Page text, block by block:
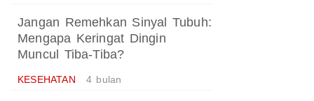
Jangan Remehkan Sinyal Tubuh:
Mengapa Keringat Dingin
Muncul Tiba-Tiba?
KESEHATAN 4 bulan